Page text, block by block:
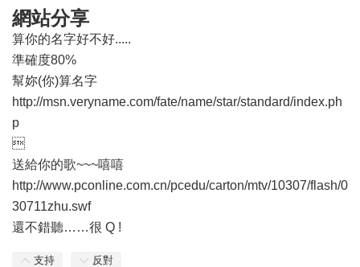
網站分享
算你的名字好不好.....
準確度80%
幫妳(你)算名字
http://msn.veryname.com/fate/name/star/standard/index.ph
p

送給你的歌~~~嘻嘻
http://www.pconline.com.cn/pcedu/carton/mtv/10307/flash/0
30711zhu.swf
還不錯聽……很 Q !
支持 反對